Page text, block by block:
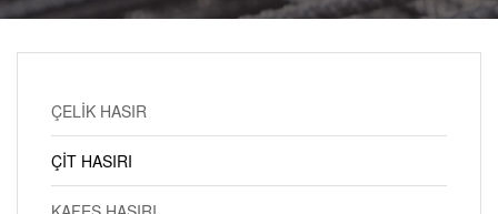
ÇELİK HASIR
ÇİT HASIRI